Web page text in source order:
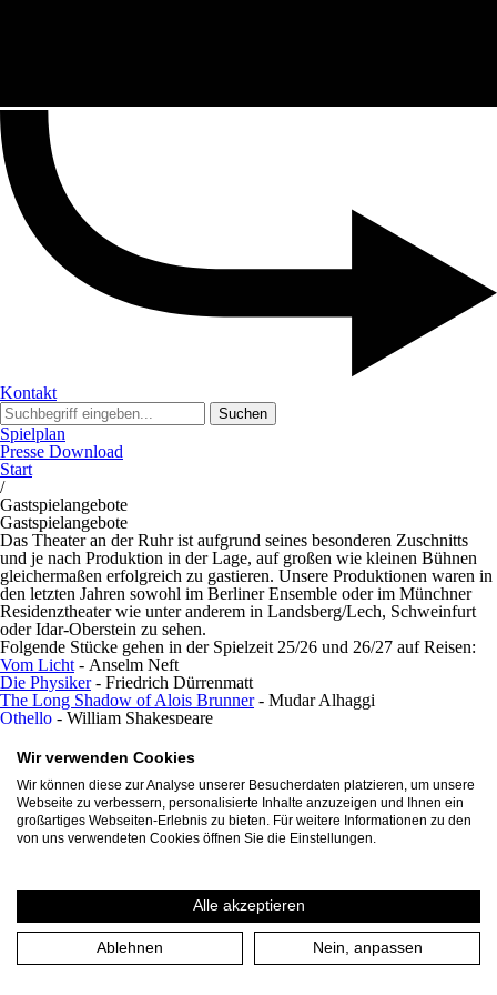
Kontakt
Suchen
Spielplan
Presse Download
Start
/
Gastspielangebote
Gastspielangebote
Das Theater an der Ruhr ist aufgrund seines besonderen Zuschnitts
und je nach Produktion in der Lage, auf großen wie kleinen Bühnen
gleichermaßen erfolgreich zu gastieren. Unsere Produktionen waren in
den letzten Jahren sowohl im Berliner Ensemble oder im Münchner
Residenztheater wie unter anderem in Landsberg/Lech, Schweinfurt
oder Idar-Oberstein zu sehen.
Folgende Stücke gehen in der Spielzeit 25/26 und 26/27 auf Reisen:
Vom Licht- Anselm Neft
Die Physiker- Friedrich Dürrenmatt
The Long Shadow of Alois Brunner- Mudar Alhaggi
Othello - William Shakespeare
Delisle de la Drevetière
Ödipus- Sophokles/Roland Schimmelpfennig
S wie Schädel- mit Eva Mattes und Roberto Cuilli
Der zebrochne Krug. Tambora- Heinrich von Kleist
1001 Nacht oder die Macht des Erzählens- Familienstück ab 8 Jahren
Pasolini. Io so - Mitteilungen an die Zukunft- Nach Texten von Pier
Der kleine Prinz- Antoine de Saint-Exupéry
- Wael Kadour
Wir verwenden Cookies
Wir können diese zur Analyse unserer Besucherdaten platzieren, um unsere
Webseite zu verbessern, personalisierte Inhalte anzuzeigen und Ihnen ein
großartiges Webseiten-Erlebnis zu bieten. Für weitere Informationen zu den
von uns verwendeten Cookies öffnen Sie die Einstellungen.
Alle akzeptieren
Ablehnen Nein, anpassen